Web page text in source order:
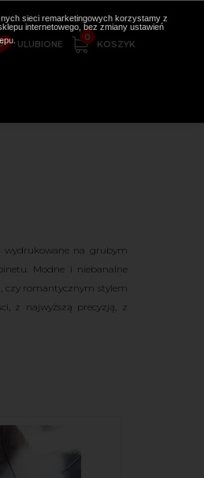
ULUBIONE
0
KOSZYK
wydrukowane na grubym
Modne i niebanalne
czy romantycznym stylem
z najwyższą precyzją, z
sieci remarketingowych korzystamy z
internetowego, bez zmiany ustawień